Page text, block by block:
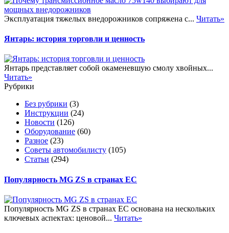
Эксплуатация тяжелых внедорожников сопряжена с... Читать»
Янтарь: история торговли и ценность
Янтарь представляет собой окаменевшую смолу хвойных...
Читать»
Рубрики
Без рубрики (3)
Инструкции (24)
Новости (126)
Оборудование (60)
Разное (23)
Советы автомобилисту (105)
Статьи (294)
Популярность MG ZS в странах ЕС
Популярность MG ZS в странах ЕС основана на нескольких
ключевых аспектах: ценовой... Читать»